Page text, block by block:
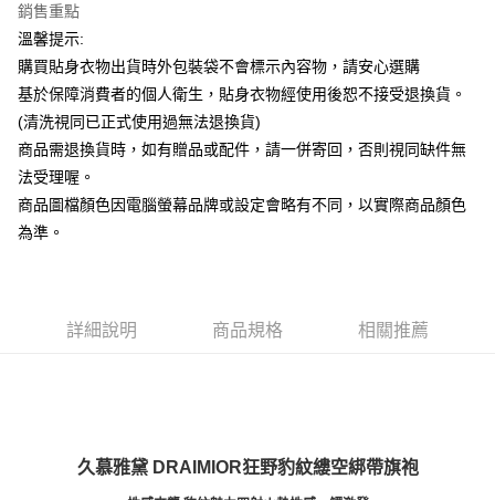
每筆NT$65，滿NT$599(含以上)免運費
7-11付款取貨
每筆NT$65，滿NT$599(含以上)免運費
宅配
每筆NT$80，滿NT$599(含以上)免運費
銷售重點
溫馨提示:
購買貼身衣物出貨時外包裝袋不會標示內容物，請安心選購
基於保障消費者的個人衛生，貼身衣物經使用後恕不接受退換貨。
(清洗視同已正式使用過無法退換貨)
商品需退換貨時，如有贈品或配件，請一併寄回，否則視同缺件無
法受理喔。
商品圖檔顏色因電腦螢幕品牌或設定會略有不同，以實際商品顏色
為準。
詳細說明 商品規格 相關推薦
久慕雅黛 DRAIMIOR狂野豹紋縷空綁帶旗袍